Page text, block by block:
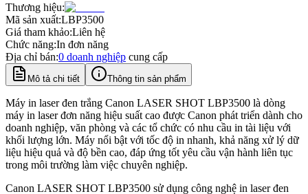
Thương hiệu:
Mã sản xuất:LBP3500
Giá tham khảo:Liên hệ
Chức năng:In đơn năng
Địa chỉ bán:0 doanh nghiệp cung cấp
Mô tả chi tiết Thông tin sản phẩm
Máy in laser đen trắng Canon LASER SHOT LBP3500 là dòng
máy in laser đơn năng hiệu suất cao được Canon phát triển dành cho
doanh nghiệp, văn phòng và các tổ chức có nhu cầu in tài liệu với
khối lượng lớn. Máy nổi bật với tốc độ in nhanh, khả năng xử lý dữ
liệu hiệu quả và độ bền cao, đáp ứng tốt yêu cầu vận hành liên tục
trong môi trường làm việc chuyên nghiệp.
Canon LASER SHOT LBP3500 sử dụng công nghệ in laser đen